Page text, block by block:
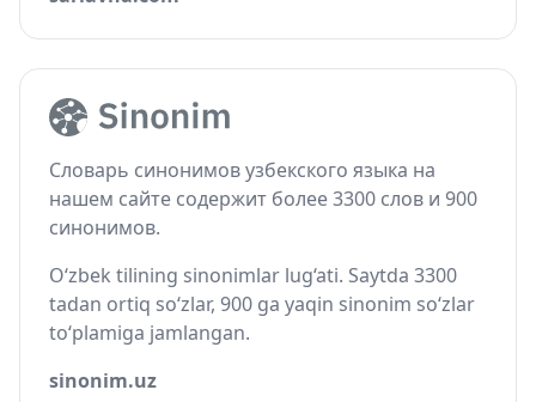
Словарь синонимов узбекского языка на
нашем сайте содержит более 3300 слов и 900
синонимов.
O‘zbek tilining sinonimlar lug‘ati. Saytda 3300
tadan ortiq so‘zlar, 900 ga yaqin sinonim so‘zlar
to‘plamiga jamlangan.
sinonim.uz